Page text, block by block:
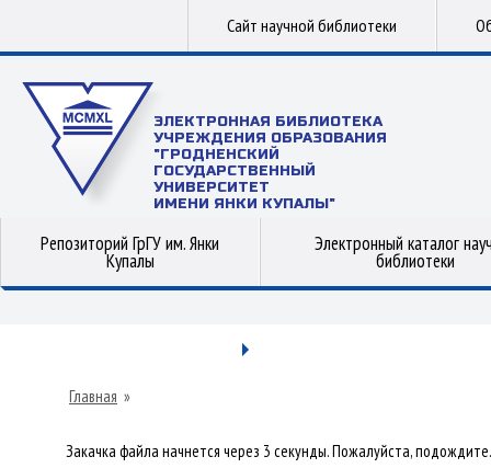
Сайт научной библиотеки
ЭЛЕКТРОННАЯ БИБЛИОТЕКА
УЧРЕЖДЕНИЯ ОБРАЗОВАНИЯ
"ГРОДНЕНСКИЙ
ГОСУДАРСТВЕННЫЙ
УНИВЕРСИТЕТ
ИМЕНИ ЯНКИ КУПАЛЫ"
Репозиторий ГрГУ им. Янки
Купалы
Электронный каталог
библиотеки
Главная »
Закачка файла начнется через 3 секунды. Пожалуйста, подождите.